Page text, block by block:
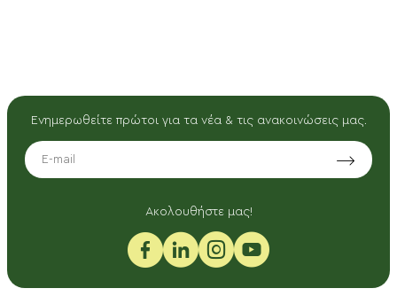
Ενημερωθείτε πρώτοι για τα νέα & τις ανακοινώσεις μας.
EMAIL
Aκολουθήστε μας!